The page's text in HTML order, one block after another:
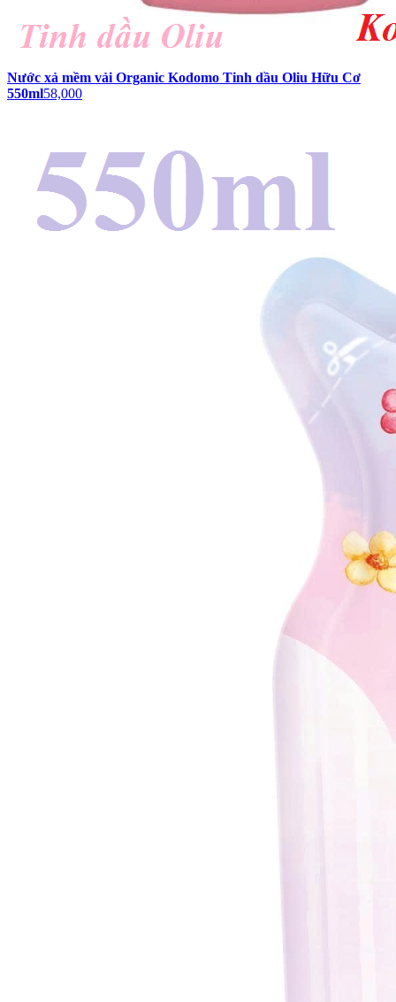
Nước xả mềm vải Organic Kodomo Tinh dầu Oliu Hữu Cơ
550ml58,000